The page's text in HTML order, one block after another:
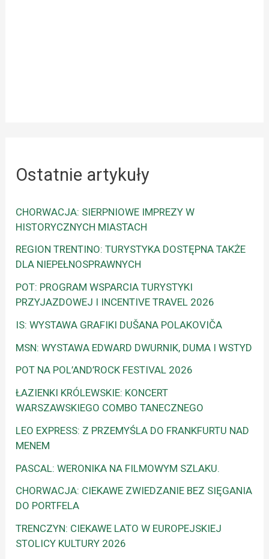
Ostatnie artykuły
CHORWACJA: SIERPNIOWE IMPREZY W
HISTORYCZNYCH MIASTACH
REGION TRENTINO: TURYSTYKA DOSTĘPNA TAKŻE
DLA NIEPEŁNOSPRAWNYCH
POT: PROGRAM WSPARCIA TURYSTYKI
PRZYJAZDOWEJ I INCENTIVE TRAVEL 2026
IS: WYSTAWA GRAFIKI DUŠANA POLAKOVIČA
MSN: WYSTAWA EDWARD DWURNIK, DUMA I WSTYD
POT NA POL’AND’ROCK FESTIVAL 2026
ŁAZIENKI KRÓLEWSKIE: KONCERT
WARSZAWSKIEGO COMBO TANECZNEGO
LEO EXPRESS: Z PRZEMYŚLA DO FRANKFURTU NAD
MENEM
PASCAL: WERONIKA NA FILMOWYM SZLAKU.
CHORWACJA: CIEKAWE ZWIEDZANIE BEZ SIĘGANIA
DO PORTFELA
TRENCZYN: CIEKAWE LATO W EUROPEJSKIEJ
STOLICY KULTURY 2026